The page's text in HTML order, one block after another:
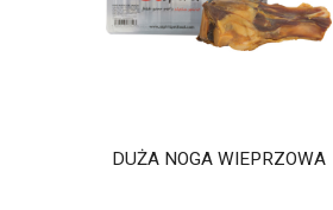
DUŻA NOGA WIEPRZOWA